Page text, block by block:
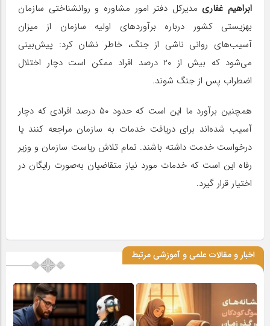
ابراهیم غفاری مدیرکل دفتر امور مشاوره و روانشناختی سازمان
بهزیستی کشور درباره برآوردهای اولیه سازمان از میزان
آسیب‌های روانی ناشی از جنگ، خاطر نشان کرد: پیش‌بینی
می‌شود که بیش از ۲۰ درصد افراد ممکن است دچار اختلال
اضطراب پس از جنگ شوند.
همچنین برآورد ما این است که حدود ۵۰ درصد افرادی که دچار
آسیب شده‌اند برای دریافت خدمات به سازمان مراجعه کنند یا
درخواست خدمت داشته باشند. تمام تلاش ریاست سازمان و وزیر
رفاه این است که خدمات مورد نیاز متقاضیان به‌صورت رایگان در
اختیار قرار گیرد.
اخبار و مقالات علمی و آموزشی مرتبط